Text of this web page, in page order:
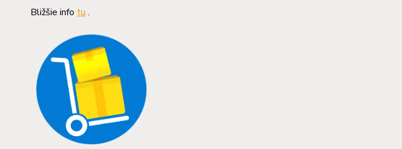
Bližšie info tu .